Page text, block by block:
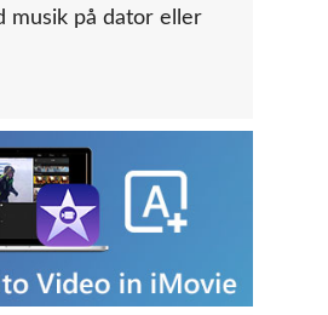
musik på dator eller